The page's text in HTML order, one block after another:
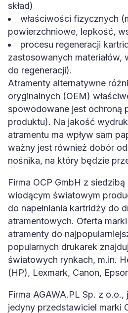
skład)
właściwości fizycznych
powierzchniowe, lepkość,
procesu regeneracji
zastosowanych materiałów,
do regeneracji).
Atramenty alternatywne
oryginalnych (OEM)
spowodowane jest ochroną
produktu). Na jakość
atramentu ma wpływ sam
ważny jest również dobór
nośnika, na który będzie
Firma OCP GmbH z
wiodącym światowym
do napełniania kartridży do
atramentowych. Oferta
atramenty do
popularnych drukarek
światowych rynkach, m.in.
(HP), Lexmark, Canon,
Firma AGAWA.PL Sp. z o.o.,
jedyny przedstawiciel marki